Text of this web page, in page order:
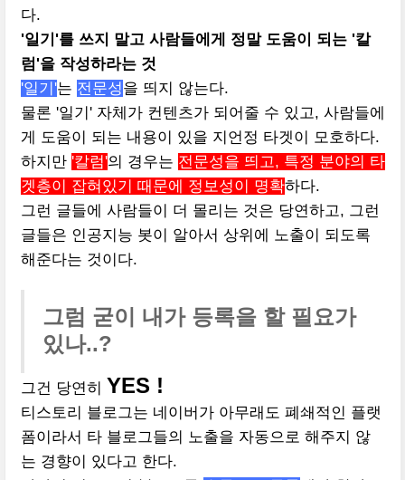
다.
'일기'를 쓰지 말고 사람들에게 정말 도움이 되는 '칼
럼'을 작성하라는 것
'일기'는 전문성을 띄지 않는다.
물론 '일기' 자체가 컨텐츠가 되어줄 수 있고, 사람들에
게 도움이 되는 내용이 있을 지언정 타겟이 모호하다.
하지만 '칼럼'의 경우는 전문성을 띄고, 특정 분야의 타
겟층이 잡혀있기 때문에 정보성이 명확하다.
그런 글들에 사람들이 더 몰리는 것은 당연하고, 그런
글들은 인공지능 봇이 알아서 상위에 노출이 되도록
해준다는 것이다.
그럼 굳이 내가 등록을 할 필요가
있나..?
그건 당연히 YES !
티스토리 블로그는 네이버가 아무래도 폐쇄적인 플랫
폼이라서 타 블로그들의 노출을 자동으로 해주지 않
는 경향이 있다고 한다.